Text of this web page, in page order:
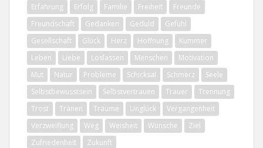
Erfahrung
Erfolg Familie Freiheit
Freunde
Freundschaft
Gedanken Geduld
Gefühl
Gesellschaft
Glück Herz Hoffnung
Kummer
Leben
Liebe Loslassen Menschen
Motivation
Mut
Natur Probleme Schicksal Schmerz
Seele
Selbstbewusstsein
Selbstvertrauen Trauer
Trennung
Trost
Tränen Träume Unglück
Vergangenheit
Verzweiflung
Weg Weisheit Wünsche
Ziel
Zufriedenheit
Zukunft